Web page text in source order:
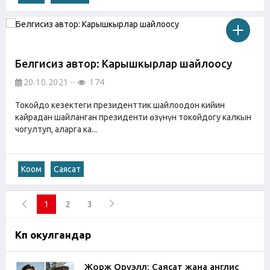
Белгисиз автор: Карышкырлар шайлоосу
20.10.2021 174
Токойдо кезектеги президенттик шайлоодон кийин
кайрадан шайланган президенти өзүнүн токойдогу калкын
чогултуп, аларга ка...
Коом Саясат
1 2 3
Көп окулгандар
Жорж Оруэлл: Саясат жана англис